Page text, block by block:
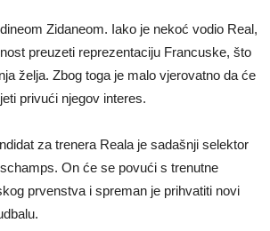
Zidaneom. Iako je nekoć vodio Real,
preuzeti reprezentaciju Francuske, što
želja. Zbog toga je malo vjerovatno da će
privući njegov interes.
za trenera Reala je sadašnji selektor
On će se povući s trenutne
prvenstva i spreman je prihvatiti novi